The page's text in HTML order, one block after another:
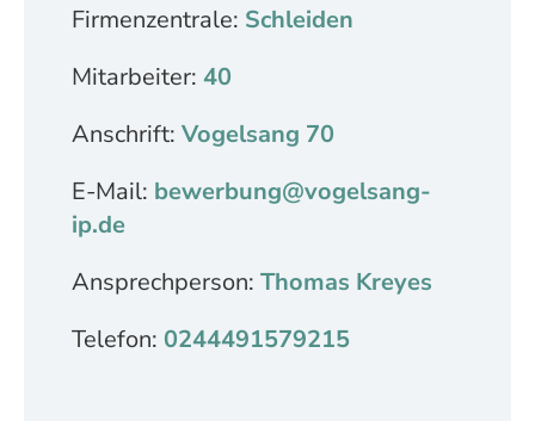
Firmenzentrale: Schleiden
Mitarbeiter: 40
Anschrift: Vogelsang 70
E-Mail: bewerbung@vogelsang-
ip.de
Ansprechperson: Thomas Kreyes
Telefon: 0244491579215